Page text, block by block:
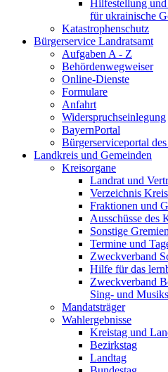
Hilfestellung
für ukrainische
Katastrophenschutz
Bürgerservice Landratsamt
Aufgaben A - Z
Behördenwegweiser
Online-Dienste
Formulare
Anfahrt
Widerspruchseinlegung
BayernPortal
Bürgerserviceportal
Landkreis und Gemeinden
Kreisorgane
Landrat und
Verzeichnis
Fraktionen und
Ausschüsse des
Sonstige Gremien
Termine und
Zweckverband
Hilfe für das
Zweckverband
Sing- und
Mandatsträger
Wahlergebnisse
Kreistag und
Bezirkstag
Landtag